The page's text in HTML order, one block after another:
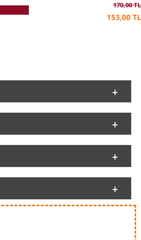
170,00 TL
153,00 TL